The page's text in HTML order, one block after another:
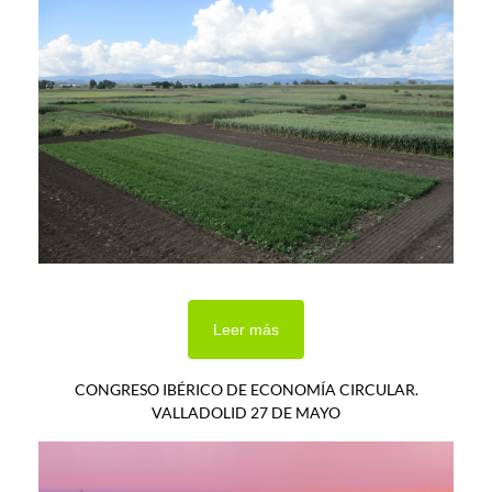
Leer más
CONGRESO IBÉRICO DE ECONOMÍA CIRCULAR.
VALLADOLID 27 DE MAYO